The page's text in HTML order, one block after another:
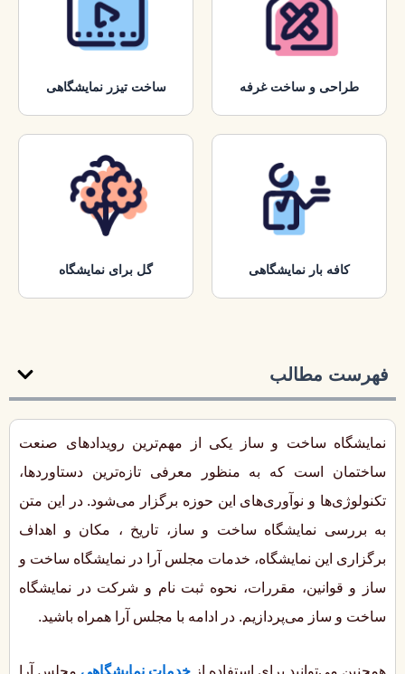
طراحی و ساخت غرفه ساخت تیزر نمایشگاهی
کافه بار نمایشگاهی گل برای نمایشگاه
فهرست مطالب
نمایشگاه ساخت و ساز یکی از مهم‌ترین رویدادهای صنعت
ساختمان است که به منظور معرفی تازه‌ترین دستاوردها،
تکنولوژی‌ها و نوآوری‌های این حوزه برگزار می‌شود. در این متن
به بررسی نمایشگاه ساخت و ساز، تاریخ ، مکان و اهداف
برگزاری این نمایشگاه، خدمات مجلس آرا در نمایشگاه ساخت و
ساز و قوانین، مقررات، نحوه ثبت نام و شرکت در نمایشگاه
ساخت و ساز می‌پردازیم. در ادامه با مجلس آرا همراه باشید.
همچنین می‌توانید برای استفاده از خدمات نمایشگاهی مجلس آرا